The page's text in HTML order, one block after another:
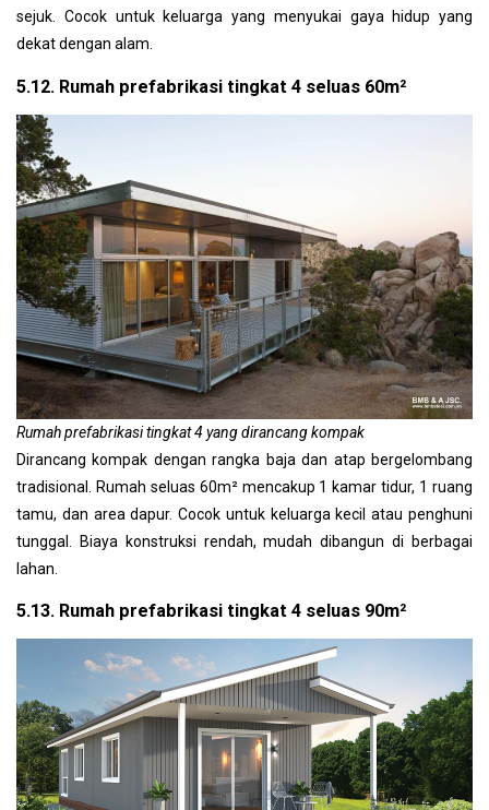
sejuk. Cocok untuk keluarga yang menyukai gaya hidup yang
dekat dengan alam.
5.12. Rumah prefabrikasi tingkat 4 seluas 60m²
Rumah prefabrikasi tingkat 4 yang dirancang kompak
Dirancang kompak dengan rangka baja dan atap bergelombang
tradisional. Rumah seluas 60m² mencakup 1 kamar tidur, 1 ruang
tamu, dan area dapur. Cocok untuk keluarga kecil atau penghuni
tunggal. Biaya konstruksi rendah, mudah dibangun di berbagai
lahan.
5.13. Rumah prefabrikasi tingkat 4 seluas 90m²